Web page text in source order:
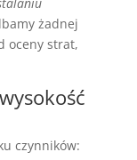
żadnej
oceny strat,
czynników: